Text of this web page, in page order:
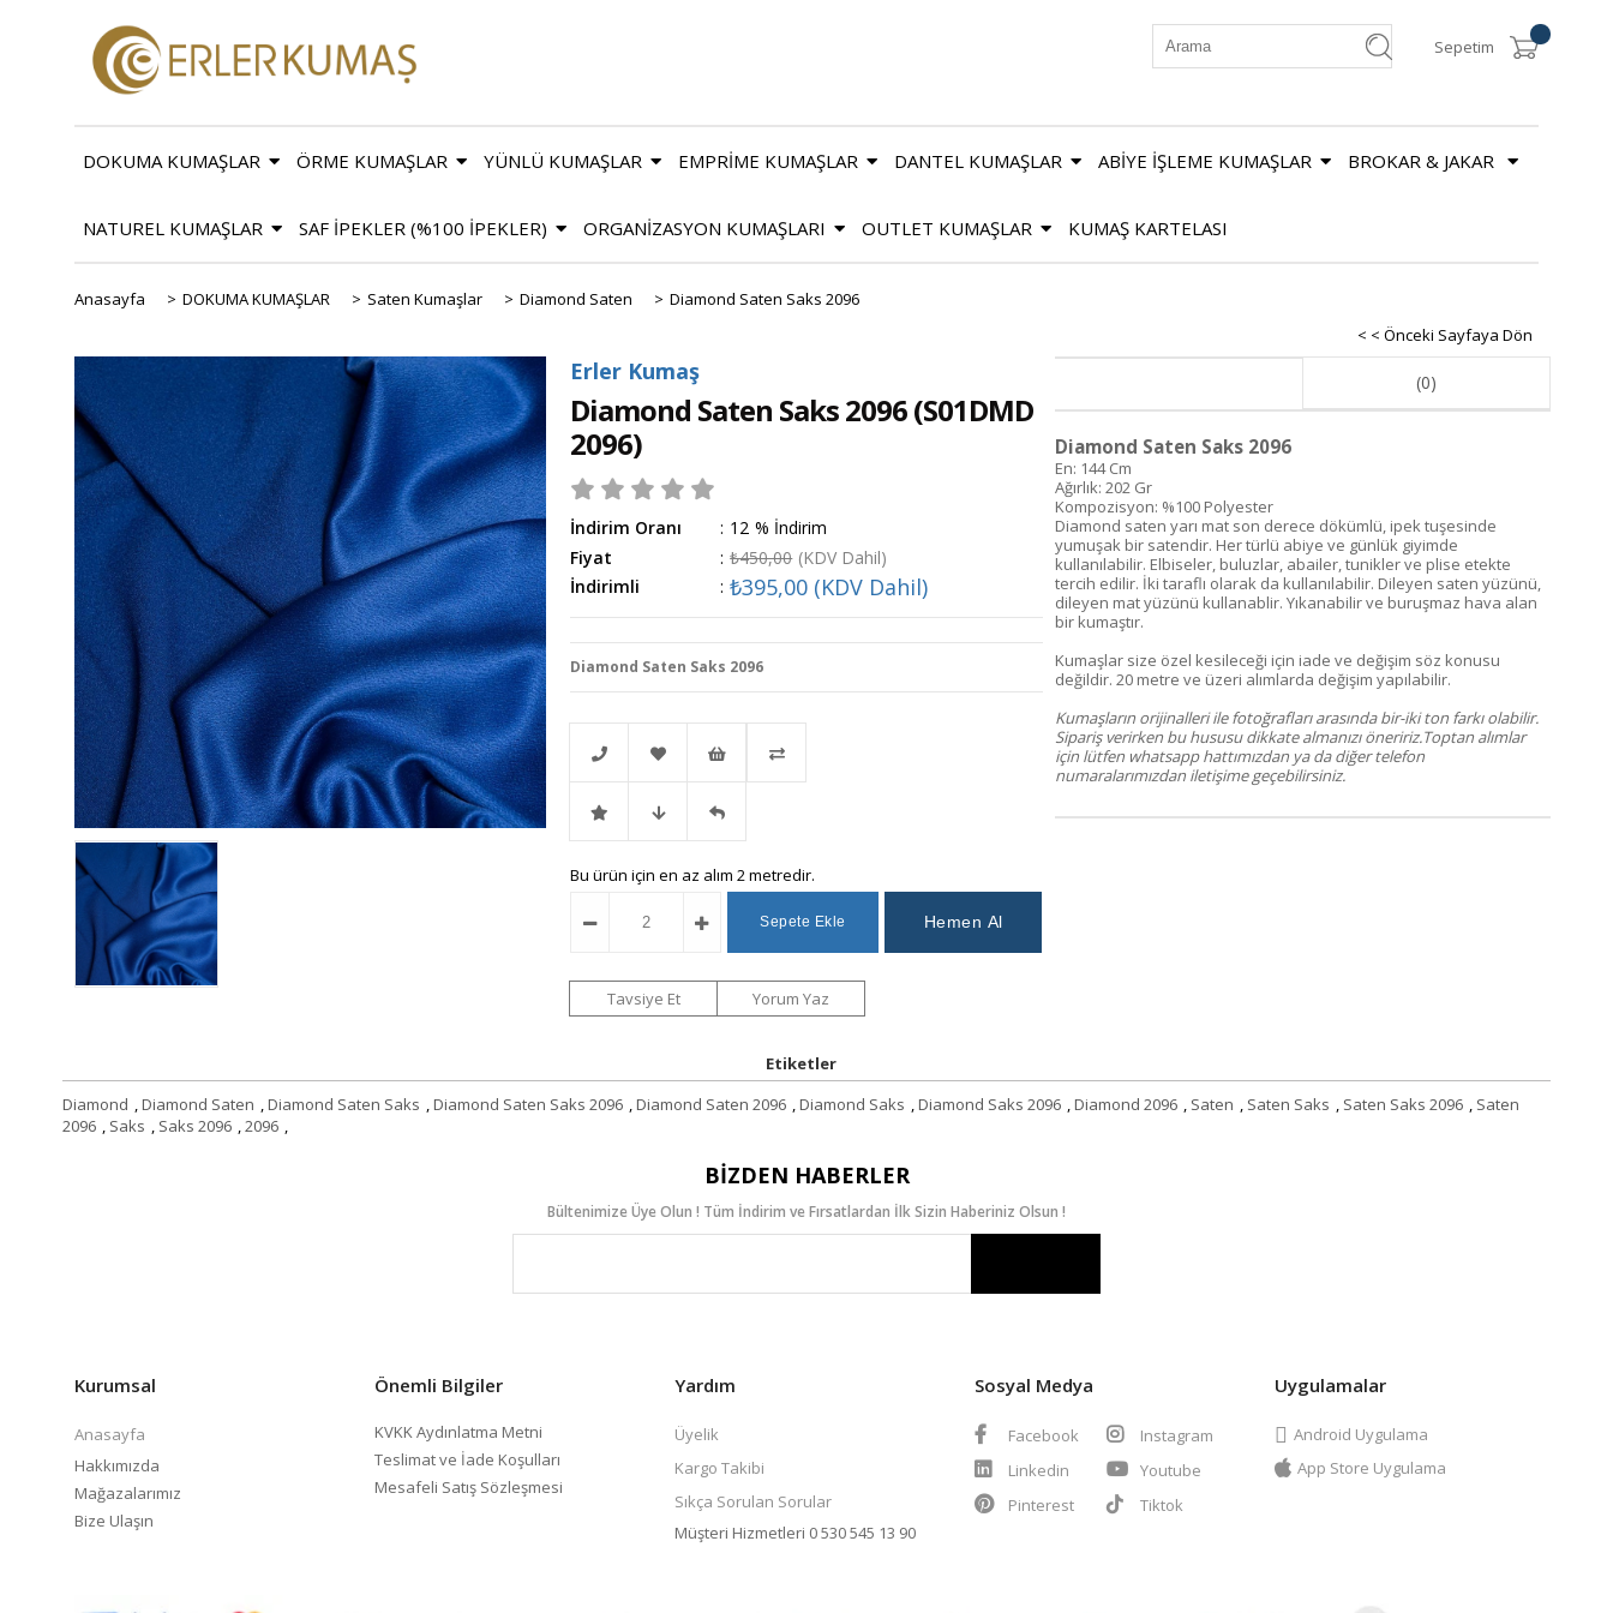
Sepetim
DOKUMA KUMAŞLAR ÖRME KUMAŞLAR YÜNLÜ KUMAŞLAR EMPRİME KUMAŞLAR DANTEL KUMAŞLAR ABİYE İŞLEME KUMAŞLAR BROKAR & JAKAR
NATUREL KUMAŞLAR SAF İPEKLER (%100 İPEKLER) ORGANİZASYON KUMAŞLARI OUTLET KUMAŞLAR KUMAŞ KARTELASI
Anasayfa > DOKUMA KUMAŞLAR > Saten Kumaşlar > Diamond Saten > Diamond Saten Saks 2096
< < Önceki Sayfaya Dön
Erler Kumaş
Diamond Saten Saks 2096(S01DMD
2096)
İndirim Oranı : %
12
İndirim
Fiyat
: ₺450,00 (KDV Dahil)
İndirimli
: ₺395,00 (KDV Dahil)
Diamond Saten Saks 2096
Telefonla
Sipariş
Favorilere
Ekle
İstek
Listeme
Ekle
İndirimli Fiyat
Düşünce
Haber
Gelince
Haber
Bu ürün için en az alım 2 metredir.
Tavsiye Et Yorum Yaz
(0)
Diamond Saten Saks 2096
En: 144 Cm
Ağırlık: 202 Gr
Kompozisyon: %100 Polyester
Diamond saten yarı mat son derece dökümlü, ipek tuşesinde
yumuşak bir satendir. Her türlü abiye ve günlük giyimde
kullanılabilir. Elbiseler, buluzlar, abailer, tunikler ve plise etekte
tercih edilir. İki taraflı olarak da kullanılabilir. Dileyen saten yüzünü,
dileyen mat yüzünü kullanablir. Yıkanabilir ve buruşmaz hava alan
bir kumaştır.
Kumaşlar size özel kesileceği için iade ve değişim söz konusu
değildir. 20 metre ve üzeri alımlarda değişim yapılabilir.
Kumaşların orijinalleri ile fotoğrafları arasında bir-iki ton farkı olabilir.
Sipariş verirken bu hususu dikkate almanızı öneririz.Toptan alımlar
için lütfen whatsapp hattımızdan ya da diğer telefon
numaralarımızdan iletişime geçebilirsiniz.
Etiketler
Diamond ,Diamond Saten ,Diamond Saten Saks ,Diamond Saten Saks 2096 ,Diamond Saten 2096 ,Diamond Saks ,Diamond Saks 2096 ,Diamond 2096 , Saten , Saten Saks , Saten Saks 2096 , Saten
2096 , Saks , Saks 2096 ,2096 ,
BIZDEN HABERLER
Bültenimize Üye Olun ! Tüm İndirim ve Fırsatlardan İlk Sizin Haberiniz Olsun !
Kurumsal
Anasayfa
Hakkımızda
Mağazalarımız
Bize Ulaşın
Önemli Bilgiler
KVKK Aydınlatma Metni
Teslimat ve İade Koşulları
Mesafeli Satış Sözleşmesi
Yardım
Üyelik
Kargo Takibi
Sıkça Sorulan Sorular
Müşteri Hizmetleri 0 530 545 13 90
Sosyal Medya
Facebook
Instagram
Linkedin
Youtube
Pinterest
Tiktok
Uygulamalar
Android Uygulama
App Store Uygulama